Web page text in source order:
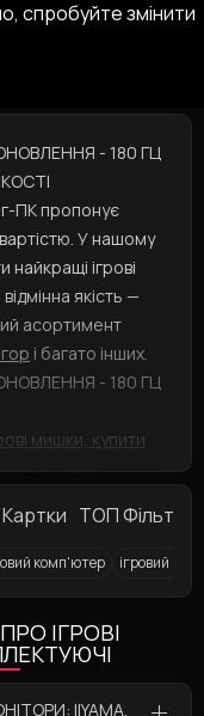
спробуйте змінити
- 180 ГЦ
ПК пропонує
У нашому
найкращі ігрові
відмінна якість —
асортимент
і багато інших.
- 180 ГЦ
мишки, купити
кошик і
підбирайте
як,геймерська
ТОП Фільтри
комп'ютер
ігровий
для геймерів Ігрова
Ігровий комп'ютер
Ігрові килимки для миші
ІГРОВІ
IIYAMA,